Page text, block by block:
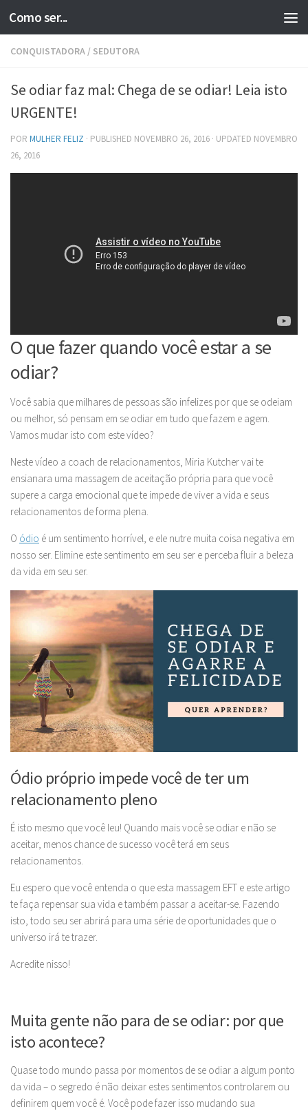
Skip to content
Como ser...
CONQUISTADORA / SEDUTORA
Se odiar faz mal: Chega de se odiar! Leia isto
URGENTE!
POR MULHER FELIZ · PUBLISHED NOVEMBRO 26, 2016 · UPDATED NOVEMBRO
26, 2016
O que fazer quando você estar a se
odiar?
Você sabia que milhares de pessoas são infelizes por que se odeiam
ou melhor, só pensam em se odiar em tudo que fazem e agem.
Vamos mudar isto com este vídeo?
Neste vídeo a coach de relacionamentos, Miria Kutcher vai te
ensianara uma massagem de aceitação própria para que você
supere a carga emocional que te impede de viver a vida e seus
relacionamentos de forma plena.
O ódio é um sentimento horrível, e ele nutre muita coisa negativa em
nosso ser. Elimine este sentimento em seu ser e perceba fluir a beleza
da vida em seu ser.
Ódio próprio impede você de ter um
relacionamento pleno
É isto mesmo que você leu! Quando mais você se odiar e não se
aceitar, menos chance de sucesso você terá em seus
relacionamentos.
Eu espero que você entenda o que esta massagem EFT e este artigo
te faça repensar sua vida e também passar a aceitar-se. Fazendo
isto, todo seu ser abrirá para uma série de oportunidades que o
universo irá te trazer.
Acredite nisso!
Muita gente não para de se odiar: por que
isto acontece?
Quase todo mundo passa por momentos de se odiar a algum ponto
da vida – o segredo é não deixar estes sentimentos controlarem ou
definirem quem você é. Você pode fazer isso mudando sua